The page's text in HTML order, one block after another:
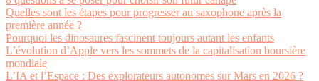
Quelles sont les étapes pour progresser au saxophone après la
première année ?
Pourquoi les dinosaures fascinent toujours autant les enfants
L’évolution d’Apple vers les sommets de la capitalisation boursière
mondiale
L’IA et l’Espace : Des explorateurs autonomes sur Mars en 2026 ?